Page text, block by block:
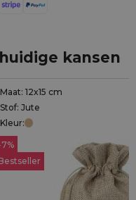
kansen
Maat: 12x15 cm
Stof: Jute
Kleur:
7%